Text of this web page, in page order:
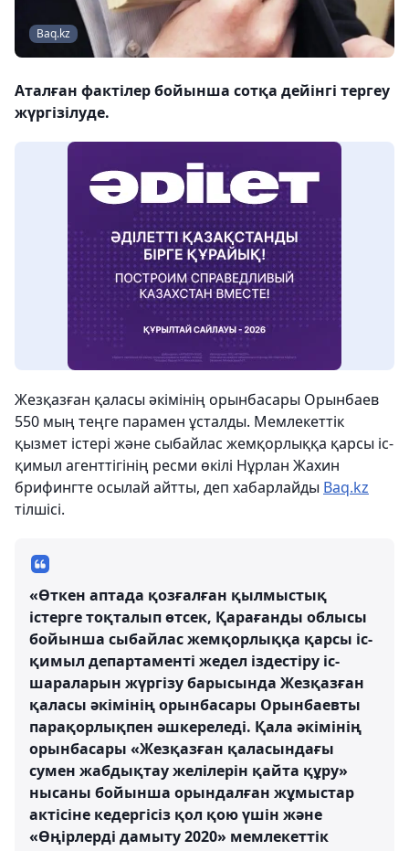
Baq.kz
Аталған фактілер бойынша сотқа дейінгі тергеу
жүргізілуде.
Жезқазған қаласы әкімінің орынбасары Орынбаев
550 мың теңге парамен ұсталды. Мемлекеттік
қызмет істері және сыбайлас жемқорлыққа қарсы іс-
қимыл агенттігінің ресми өкiлi Нұрлан Жахин
брифингте осылай айтты, деп хабарлайды Baq.kz
тiлшiсi.
«Өткен аптада қозғалған қылмыстық
істерге тоқталып өтсек, Қарағанды облысы
бойынша сыбайлас жемқорлыққа қарсы іс-
қимыл департаменті жедел іздестіру іс-
шараларын жүргізу барысында Жезқазған
қаласы әкімінің орынбасары Орынбаевты
парақорлықпен әшкереледі. Қала әкімінің
орынбасары «Жезқазған қаласындағы
сумен жабдықтау желілерін қайта құру»
нысаны бойынша орындалған жұмыстар
актісіне кедергісіз қол қою үшін және
«Өңірлерді дамыту 2020» мемлекеттік